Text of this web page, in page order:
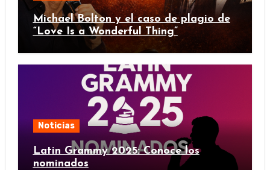
Michael Bolton y el caso de plagio de
“Love Is a Wonderful Thing”
Noticias
Latin Grammy 2025: Conoce los
nominados